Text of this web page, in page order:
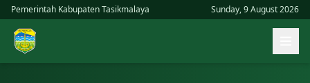
Skip
content
Pemerintah Kabupaten Tasikmalaya Sunday, 9 August 2026